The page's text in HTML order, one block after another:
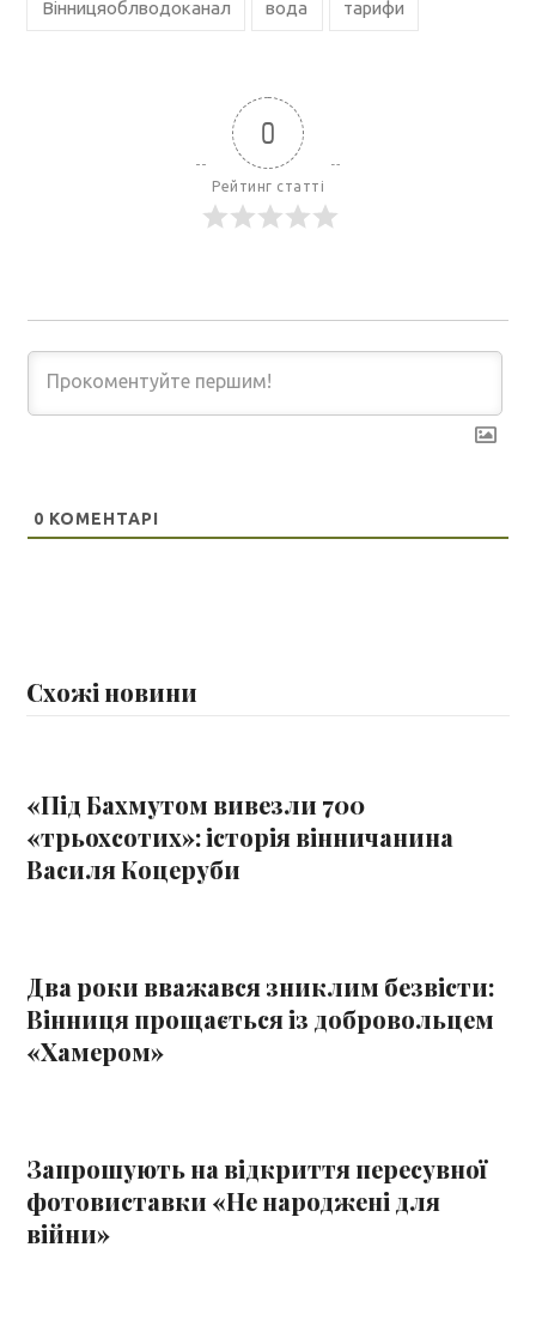
Вінницяоблводоканал вода тарифи
0
Рейтинг статті
0 КОМЕНТАРІ
Схожі новини
«Під Бахмутом вивезли 700
«трьохсотих»: історія вінничанина
Василя Коцеруби
Два роки вважався зниклим безвісти:
Вінниця прощається із добровольцем
«Хамером»
Запрошують на відкриття пересувної
фотовиставки «Не народжені для
війни»